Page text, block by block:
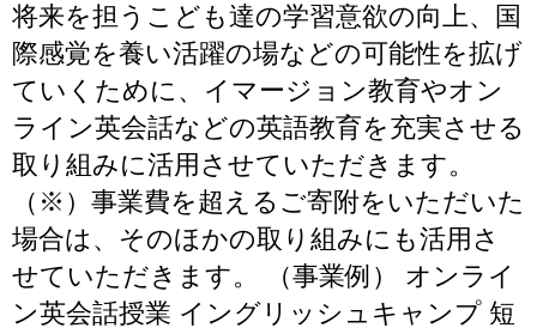
将来を担うこども達の学習意欲の向上、国
際感覚を養い活躍の場などの可能性を拡げ
ていくために、イマージョン教育やオン
ライン英会話などの英語教育を充実させる
取り組みに活用させていただきます。
（※）事業費を超えるご寄附をいただいた
場合は、そのほかの取り組みにも活用さ
せていただきます。 （事業例） オンライ
ン英会話授業 イングリッシュキャンプ 短